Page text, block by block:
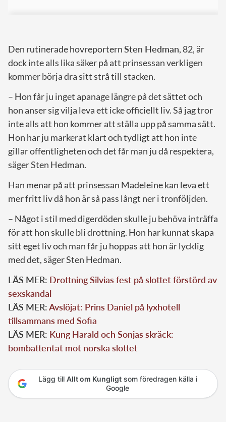
Den rutinerade hovreporternSten Hedman, 82, är
dock inte alls lika säker på att prinsessan verkligen
kommer börja dra sitt strå till stacken.
– Hon får ju inget apanage längre på det sättet och
hon anser sig vilja leva ett icke officiellt liv. Så jag tror
inte alls att hon kommer att ställa upp på samma sätt.
Hon har ju markerat klart och tydligt att hon inte
gillar offentligheten och det får man ju då respektera,
säger Sten Hedman.
Han menar på att prinsessan Madeleine kan leva ett
mer fritt liv då hon är så pass långt ner i tronföljden.
– Något i stil med digerdöden skulle ju behöva inträffa
för att hon skulle bli drottning. Hon har kunnat skapa
sitt eget liv och man får ju hoppas att hon är lycklig
med det, säger Sten Hedman.
LÄS MER: Drottning Silvias fest på slottet förstörd av
sexskandal
LÄS MER:Avslöjat: Prins Daniel på lyxhotell
tillsammans med Sofia
LÄS MER: Kung Harald och Sonjas skräck:
bombattentat mot norska slottet
Lägg till Allt om Kungligtsom föredragen källa i
Google